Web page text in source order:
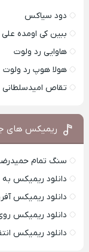
دود سیاکس
ببین کی اومده علی
هاوایی رد ولوت
هولا هوپ رد ولوت
تقاص امیدسلطانی
ریمیکس های
سنگ تمام حمیدرضا
دانلود ریمیکس
دانلود ریمیکس
دانلود ریمیکس
دانلود ریمیکس